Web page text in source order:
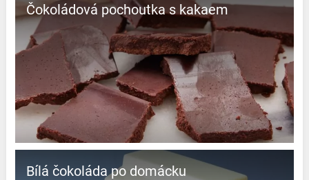
Čokoládová pochoutka s kakaem
Bílá čokoláda po domácku